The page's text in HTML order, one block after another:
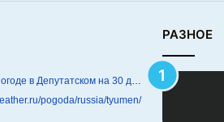
Подробнее о погоде в Депутатском на 30 дней
pogoda/russia/tyumen/
РАЗНОЕ